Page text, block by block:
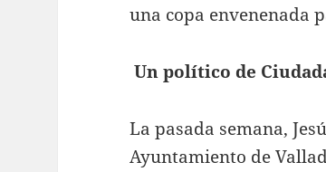
una copa envenenada
Un político de
La pasada semana,
Ayuntamiento de